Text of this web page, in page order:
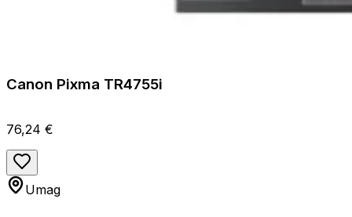
Canon Pixma TR4755i
76,24 €
Umag